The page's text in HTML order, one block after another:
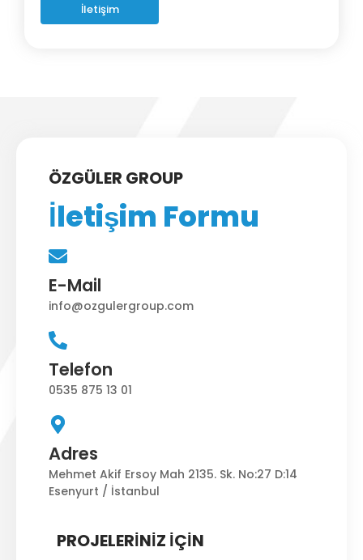
İletişim
ÖZGÜLER GROUP
İletişim Formu
E-Mail
info@ozgulergroup.com
Telefon
0535 875 13 01
Adres
Mehmet Akif Ersoy Mah 2135. Sk. No:27 D:14
Esenyurt / İstanbul
PROJELERINIZ İÇIN